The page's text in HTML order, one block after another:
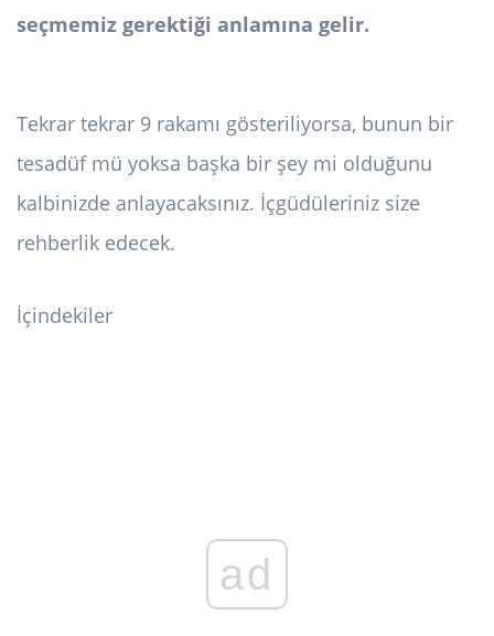
seçmemiz gerektiği anlamına gelir.
Tekrar tekrar 9 rakamı gösteriliyorsa, bunun bir
tesadüf mü yoksa başka bir şey mi olduğunu
kalbinizde anlayacaksınız. İçgüdüleriniz size
rehberlik edecek.
İçindekiler
ad